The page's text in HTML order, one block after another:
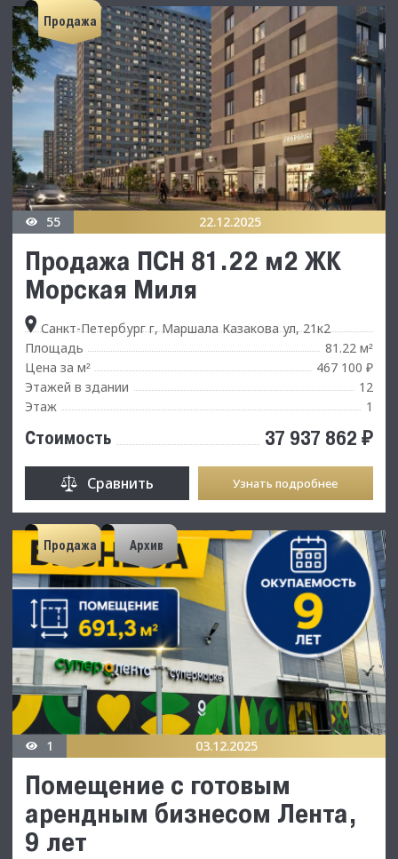
Продажа
55 22.12.2025
Продажа ПСН 81.22 м2 ЖК
Морская Миля
Санкт-Петербург г, Маршала Казакова ул, 21к2
Площадь
81.22 м²
Цена за м²
467 100 ₽
Этажей в здании
12
Этаж
1
Стоимость 37 937 862 ₽
Сравнить Узнать подробнее
Продажа Архив
1 03.12.2025
Помещение с готовым
арендным бизнесом Лента,
9 лет